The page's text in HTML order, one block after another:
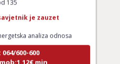
analiza odnosa
600-600
min